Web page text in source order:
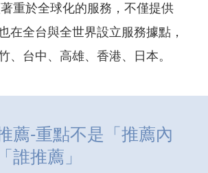
重於全球化的服務，不僅提供
在全台與全世界設立服務據點，
、台中、高雄、香港、日本。
薦-重點不是「推薦內
誰推薦」